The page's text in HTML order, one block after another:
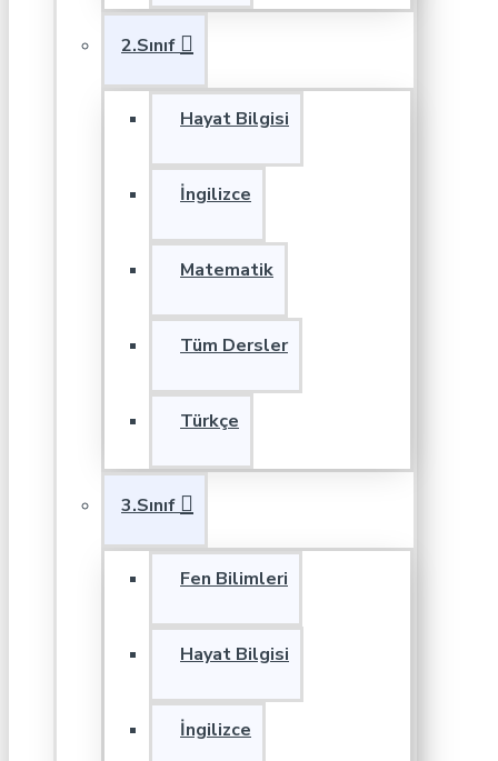
2.Sınıf
Hayat Bilgisi
İngilizce
Matematik
Tüm Dersler
Türkçe
3.Sınıf
Fen Bilimleri
Hayat Bilgisi
İngilizce